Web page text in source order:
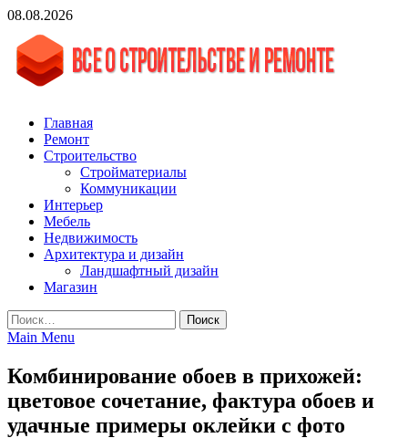
Skip
content
08.08.2026
vgasa.ru
Строительный журнал. Всё о строительстве и ремонтах
Главная
Ремонт
Строительство
Стройматериалы
Коммуникации
Интерьер
Мебель
Недвижимость
Архитектура и дизайн
Ландшафтный дизайн
Магазин
Найти:
Main Menu
Комбинирование обоев в прихожей:
цветовое сочетание, фактура обоев и
удачные примеры оклейки с фото